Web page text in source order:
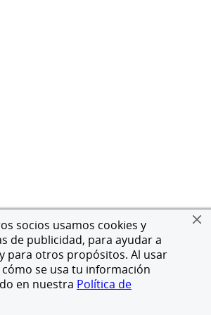
socios usamos cookies y
de publicidad, para ayudar a
para otros propósitos. Al usar
se usa tu información
en nuestra Política de